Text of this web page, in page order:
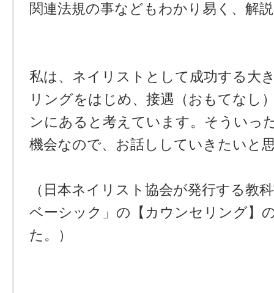
関連法規の事などもわかり易く、解
私は、ネイリストとして成功する大
リングをはじめ、接遇（おもてなし
ンにあると考えています。そういっ
機会なので、お話ししていきたいと
（日本ネイリスト協会が発行する教
ベーシック」の【カウンセリング】
た。）